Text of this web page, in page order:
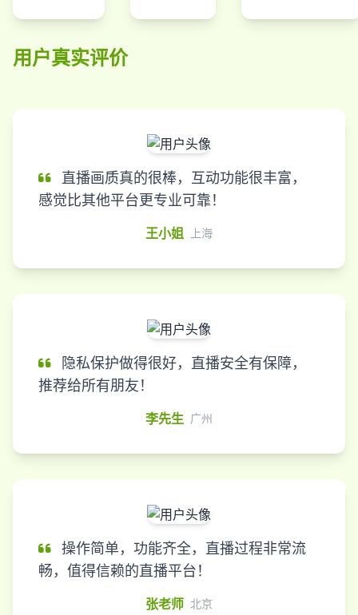
用户真实评价
直播画质真的很棒，互动功能很丰富，
感觉比其他平台更专业可靠！
王小姐 上海
隐私保护做得很好，直播安全有保障，
推荐给所有朋友！
李先生 广州
操作简单，功能齐全，直播过程非常流
畅，值得信赖的直播平台！
张老师 北京